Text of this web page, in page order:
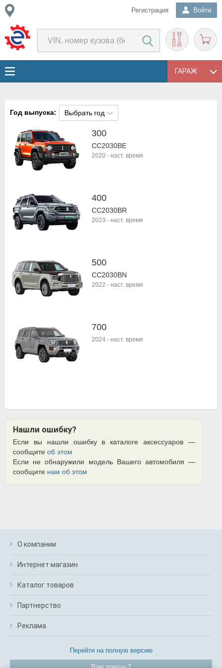
Регистрация Войти
ГАРАЖ
Год выпуска: Выбрать год
300
CC2030BE
2020 - наст. время
400
CC2030BR
2023 - наст. время
500
CC2030BN
2022 - наст. время
700
2024 - наст. время
Нашли ошибку?
Если вы нашли ошибку в каталоге аксессуаров —
сообщите об этом
Если не обнаружили модель Вашего автомобиля —
сообщите нам об этом
О компании
Интернет магазин
Каталог товаров
Партнерство
Реклама
Перейти на полную версию